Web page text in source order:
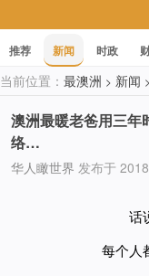
推荐 新闻 时政
科技
职场 美食
当前位置： 最澳洲 > 新闻 >
澳洲最暖老爸用三年
络…
华人瞰世界 发布于
话
每个人